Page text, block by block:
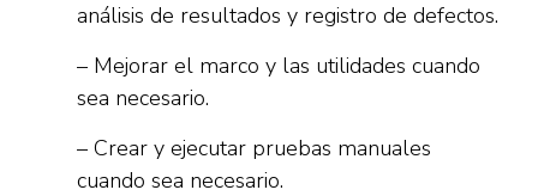
análisis de resultados y registro de defectos.
– Mejorar el marco y las utilidades cuando
sea necesario.
– Crear y ejecutar pruebas manuales
cuando sea necesario.